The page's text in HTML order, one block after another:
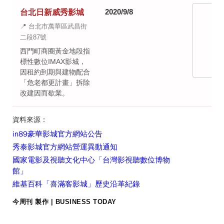
台北日新威秀影城
📍 台北市萬華區武昌街
二段87號
西門町商圈黃金地段指
標性數位IMAX影城，
因租約到期與建物配合
「危老都更計畫」拆除
改建因而歇業。
2020/9/8
資料來源：
in89豪華影城官方網站公告
秀泰影城官方網站營運異動通知
國家電影及視聽文化中心「台灣影視聽數位博物
館」
維基百科「喜滿客影城」歷史沿革紀錄
今周刊 製作 | BUSINESS TODAY